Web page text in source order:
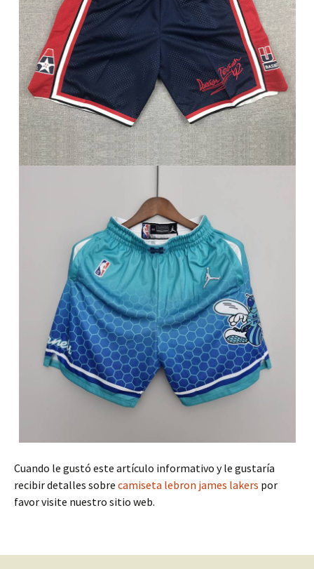
Cuando le gustó este artículo informativo y le gustaría
recibir detalles sobre camiseta lebron james lakers por
favor visite nuestro sitio web.